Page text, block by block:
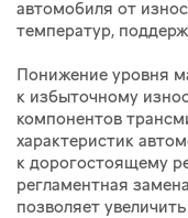
автомобиля от
температур,
Понижение уровня
к избыточному
компонентов
характеристик
к дорогостоящему
регламентная
позволяет